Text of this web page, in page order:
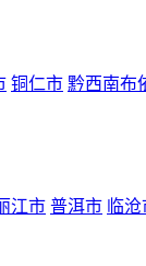
铜仁市 黔西南布
江市 普洱市 临